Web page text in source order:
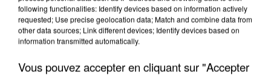
LES INTERVIEWS CHANTE
FRANCE
following functionalities: Identify devices based on information actively
requested; Use precise geolocation data; Match and combine data from
other data sources; Link different devices; Identify devices based on
information transmitted automatically.
Vous pouvez accepter en cliquant sur "Accepter